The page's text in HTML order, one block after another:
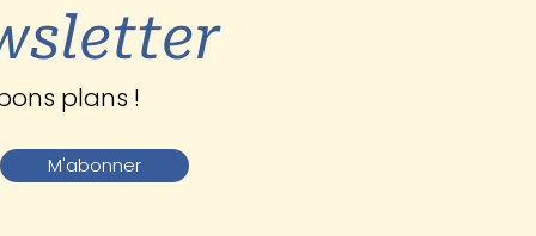
plans !
M'abonner